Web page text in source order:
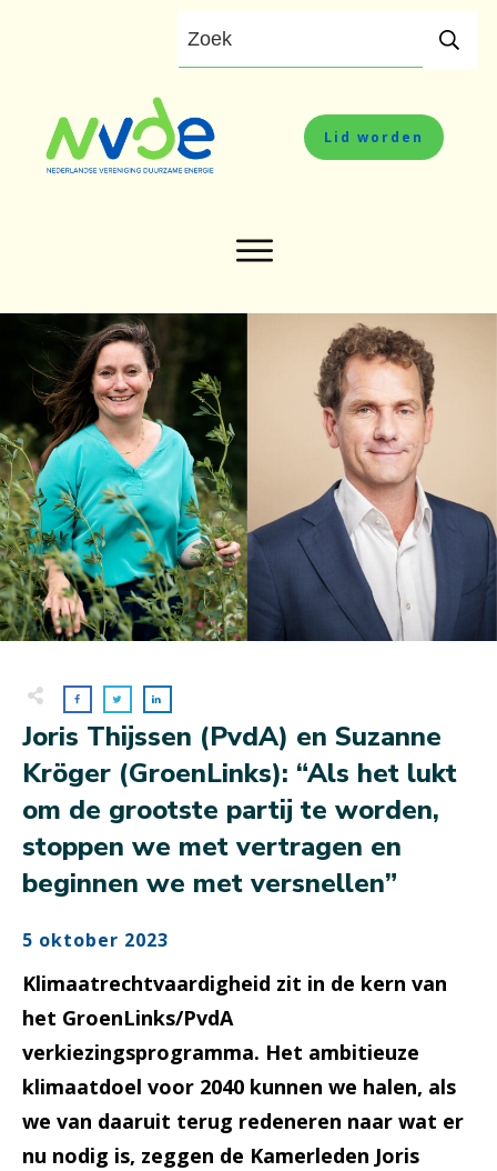
Lid worden
Joris Thijssen (PvdA) en Suzanne
Kröger (GroenLinks): “Als het lukt
om de grootste partij te worden,
stoppen we met vertragen en
beginnen we met versnellen”
5 oktober 2023
Klimaatrechtvaardigheid zit in de kern van
het GroenLinks/PvdA
verkiezingsprogramma. Het ambitieuze
klimaatdoel voor 2040 kunnen we halen, als
we van daaruit terug redeneren naar wat er
nu nodig is, zeggen de Kamerleden Joris